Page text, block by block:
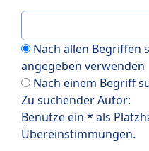
Nach allen Begriffen
angegeben verwenden
Nach einem Begriff
Zu suchender Autor:
Benutze ein * als
Übereinstimmungen.